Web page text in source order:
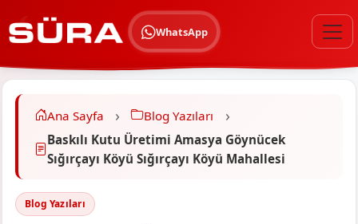
WhatsApp
Ana Sayfa
Blog Yazıları
Baskılı Kutu Üretimi Amasya Göynücek
Sığırçayı Köyü Sığırçayı Köyü Mahallesi
Blog Yazıları